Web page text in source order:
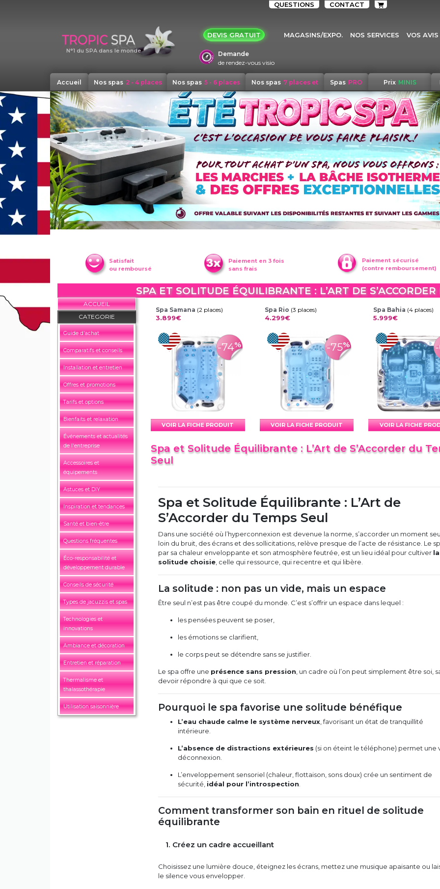
QUESTIONS CONTACT
N°1 du SPA dans le monde
DEVIS GRATUIT MAGASINS/EXPO. NOS SERVICES VOS AVIS
Demande
de rendez-vous visio
Accueil Nos spas 2 - 4 places Nos spas 5 - 6 places Nos spas 7 places et
+
Spas PRO Prix MINIS
Satisfait
ou remboursé
Paiement en 3 fois
sans frais
Paiement sécurisé
(contre remboursement)
SPA ET SOLITUDE ÉQUILIBRANTE : L’ART DE
ACCUEIL
CATEGORIE
Guide d'achat
Comparatifs et conseils
Installation et entretien
Offres et promotions
Tarifs et options
Bienfaits et relaxation
Événements et actualités
de l'entreprise
Accessoires et
équipements
Astuces et DIY
Inspiration et tendances
Santé et bien-être
Questions fréquentes
Éco-responsabilité et
développement durable
Conseils de sécurité
Types de jacuzzis et spas
Technologies et
innovations
Ambiance et décoration
Entretien et réparation
Thermalisme et
thalassothérapie
Utilisation saisonnière
Spa Samana (2 places)
3.899€
-74%
VOIR LA FICHE PRODUIT
Spa Rio (3 places)
4.299€
-75%
VOIR LA FICHE PRODUIT
Spa Bahia (4 places)
5.999€
VOIR LA FICHE
Spa et Solitude Équilibrante : L’Art de S’Accorder du
Seul
Spa et Solitude Équilibrante : L’Art de
S’Accorder du Temps Seul
Dans une société où l’hyperconnexion est devenue la norme, s’accorder un moment
loin du bruit, des écrans et des sollicitations, relève presque de l’acte de résistance. Le
par sa chaleur enveloppante et son atmosphère feutrée, est un lieu idéal pour cultiver la
solitude choisie , celle qui ressource, qui recentre et qui libère.
La solitude : non pas un vide, mais un espace
Être seul n’est pas être coupé du monde. C’est s’offrir un espace dans lequel :
les pensées peuvent se poser,
les émotions se clarifient,
le corps peut se détendre sans se justifier.
Le spa offre une présence sans pression , un cadre où l’on peut simplement être soi,
devoir répondre à qui que ce soit.
Pourquoi le spa favorise une solitude bénéfique
L’eau chaude calme le système nerveux , favorisant un état de tranquillité
intérieure.
L’absence de distractions extérieures (si on éteint le téléphone) permet une
déconnexion.
L’enveloppement sensoriel (chaleur, flottaison, sons doux) crée un sentiment de
sécurité, idéal pour l’introspection
Comment transformer son bain en rituel de solitude
équilibrante
1. Créez un cadre accueillant
Choisissez une lumière douce, éteignez les écrans, mettez une musique apaisante ou
le silence vous envelopper.